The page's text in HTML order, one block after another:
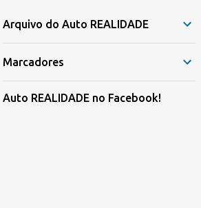
Arquivo do Auto REALIDADE
Marcadores
Auto REALIDADE no Facebook!